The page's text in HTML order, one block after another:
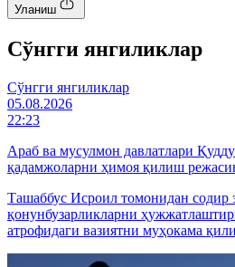
Уланиш
Cўнгги янгиликлар
Cўнгги янгиликлар
05.08.2026
22:23
Араб ва мусулмон давлатлари
қадамжоларни ҳимоя қилиш
Ташаббус Исроил томонидан содир
қонунбузарликларни
атрофидаги вазиятни муҳокама